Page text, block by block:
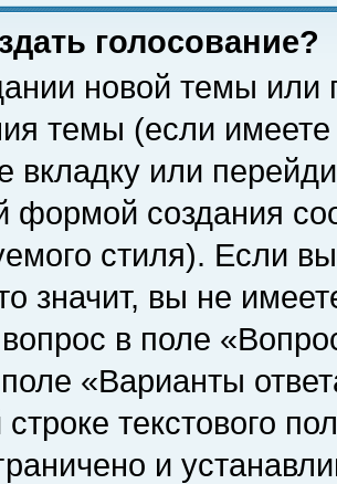
голосование?
новой темы или
темы (если
вкладку или
формой создания
стиля). Если
значит, вы не
в поле
поле «Варианты
строке текстового
и